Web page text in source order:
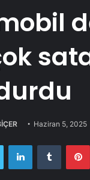
Haziran 5, 2025
Twitter LinkedInTumblr